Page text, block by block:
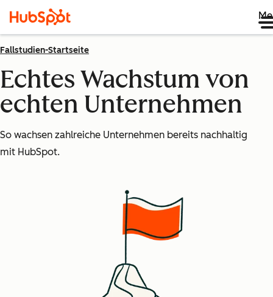
Fallstudien-Startseite
Echtes Wachstum von
echten Unternehmen
So wachsen zahlreiche Unternehmen bereits nachhaltig
mit HubSpot.